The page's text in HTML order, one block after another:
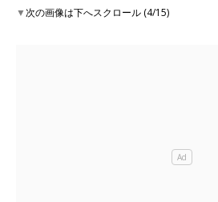
▼次の画像は下へスクロール (4/15)